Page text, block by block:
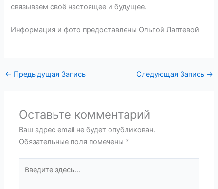
связываем своё настоящее и будущее.
Информация и фото предоставлены Ольгой Лаптевой
← Предыдущая Запись Следующая Запись →
Оставьте комментарий
Ваш адрес email не будет опубликован.
Обязательные поля помечены *
здесь...